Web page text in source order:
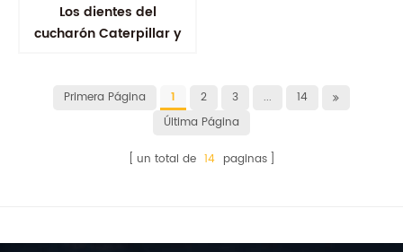
Los dientes del
cucharón Caterpillar y
con alta tenacidad
Primera Página 1 2 3 ...
14
Última Página
un total de 14 paginas